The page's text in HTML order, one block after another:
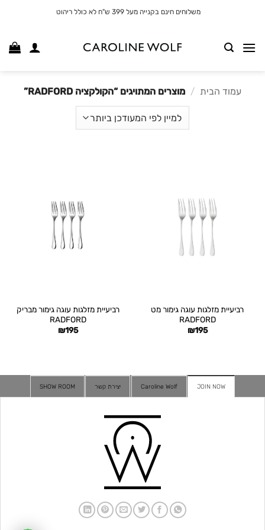
משלוחים חינם בקנייה מעל 399 ש"ח לא כולל ריהוט
עמוד הבית / מוצרים המתויגים “הקולקציה RADFORD”
רביעיית מזלגות עוגה גימור מט
RADFORD
₪195
רביעיית מזלגות עוגה גימור מבריק
RADFORD
₪195
JOIN NOW
Caroline Wolf יצירת קשר SHOW ROOM